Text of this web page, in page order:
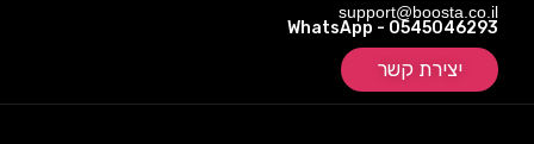
support@boosta.co.il
WhatsApp - 0545046293
יצירת קשר